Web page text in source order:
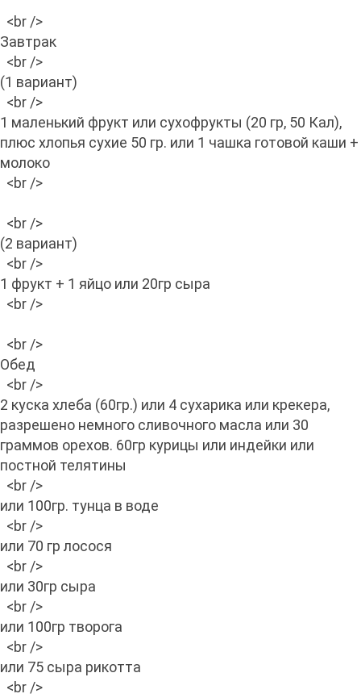
<br />
Завтрак
<br />
(1 вариант)
<br />
1 маленький фрукт или сухофрукты (20 гр, 50 Кал),
плюс хлопья сухие 50 гр. или 1 чашка готовой каши +
молоко
<br />
<br />
(2 вариант)
<br />
1 фрукт + 1 яйцо или 20гр сыра
<br />
<br />
Обед
<br />
2 куска хлеба (60гр.) или 4 сухарика или крекера,
разрешено немного сливочного масла или 30
граммов орехов. 60гр курицы или индейки или
постной телятины
<br />
или 100гр. тунца в воде
<br />
или 70 гр лосося
<br />
или 30гр сыра
<br />
или 100гр творога
<br />
или 75 сыра рикотта
<br />